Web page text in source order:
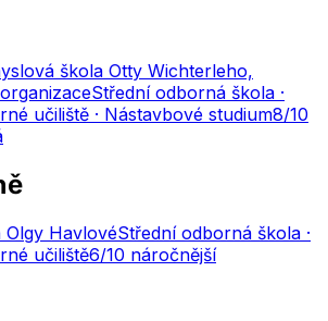
škola Otty Wichterleho,
Střední odborná škola ·
učiliště · Nástavbové studium8/10
Olgy HavlovéStřední odborná škola ·
učiliště6/10 náročnější